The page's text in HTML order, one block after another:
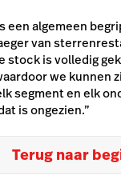
een algemeen
van
stock is volledig
we kunnen
segment en elk
is ongezien.”
Terug naar